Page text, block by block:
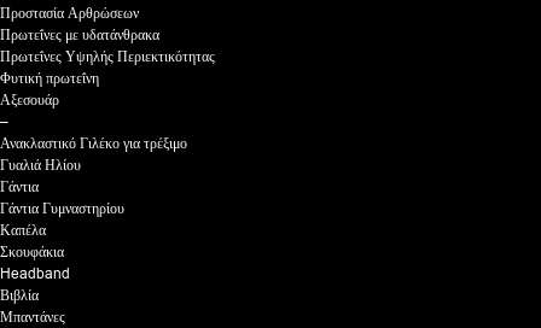
Προστασία Αρθρώσεων
Πρωτεΐνες με υδατάνθρακα
Πρωτεΐνες Υψηλής Περιεκτικότητας
Φυτική πρωτεΐνη
Αξεσουάρ
–
Ανακλαστικό Γιλέκο για τρέξιμο
Γυαλιά Ηλίου
Γάντια
Γάντια Γυμναστηρίου
Καπέλα
Σκουφάκια
Headband
Βιβλία
Μπαντάνες